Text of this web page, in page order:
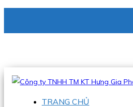
Hotline:0938 336 079
TRANG CHỦ